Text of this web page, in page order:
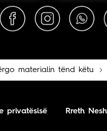
materialin tënd këtu
privatësisë Rreth Nesh